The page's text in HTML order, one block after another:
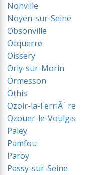
Nonville
Noyen-sur-Seine
Obsonville
Ocquerre
Oissery
Orly-sur-Morin
Ormesson
Othis
Ozoir-la-FerriÃ¨re
Ozouer-le-Voulgis
Paley
Pamfou
Paroy
Passy-sur-Seine